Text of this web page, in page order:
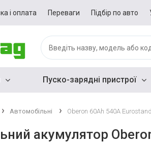
і оплата Переваги Підбір по авто
Пуско-зарядні пристрої
Автомобільні Oberon 60Ah 540A
акумулятор